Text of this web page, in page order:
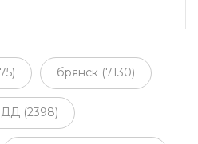
брянск (7130)
(2398)